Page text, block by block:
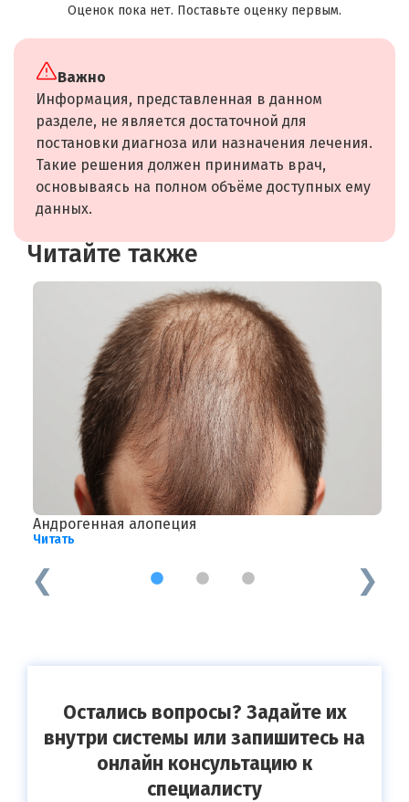
Оценок пока нет. Поставьте оценку первым.
Важно
Информация, представленная в данном
разделе, не является достаточной для
постановки диагноза или назначения лечения.
Такие решения должен принимать врач,
основываясь на полном объёме доступных ему
данных.
Читайте также
Андрогенная алопеция
Читать
1 2 3
Остались вопросы? Задайте их
внутри системы или запишитесь на
онлайн консультацию к
специалисту